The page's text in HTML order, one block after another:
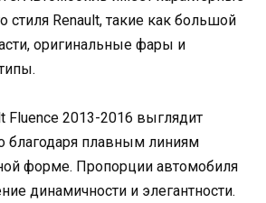
стиля Renault, такие как большой
оригинальные фары и
Fluence 2013-2016 выглядит
благодаря плавным линиям
форме. Пропорции автомобиля
динамичности и элегантности.